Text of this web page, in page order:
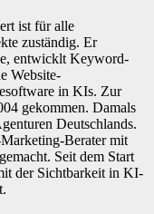
ist für alle
zuständig. Er
entwicklt Keyword-
Website-
in KIs. Zur
gekommen. Damals
Deutschlands.
Berater mit
Seit dem Start
der Sichtbarkeit in KI-